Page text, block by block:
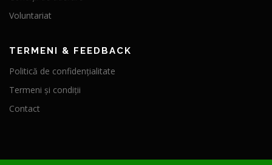
Voluntariat
TERMENI & FEEDBACK
Politică de confidențialitate
Termeni și condiții
Contact